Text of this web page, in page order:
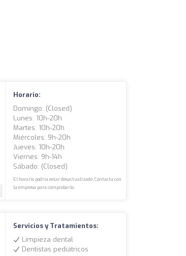
Horario:
Domingo: (closed)
Lunes: 10h-20h
Martes: 10h-20h
Miércoles: 9h-20h
Jueves: 10h-20h
Viernes: 9h-14h
Sábado: (closed)
El horario podría estar desactualizado. Contacta con
la empresa para comprobarlo.
Servicios y Tratamientos:
Limpieza dental
Dentistas pediátricos